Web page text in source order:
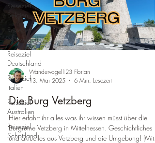
Reiseziel
Belgien
Reiseziel
Norwegen
Reiseziel
Deutschland
Reiseziel
Italien
Reiseziel
Australien
Reiseziel
Schottland
Wandervogel123 Florian
13. Mai 2025
6 Min. Lesezeit
Die Burg Vetzberg
Hier erfahrt ihr alles was ihr wissen müsst über die
Burgruine Vetzberg in Mittelhessen. Geschichtliches
und aktuelles aus Vetzberg und die Umgebung! (Mit